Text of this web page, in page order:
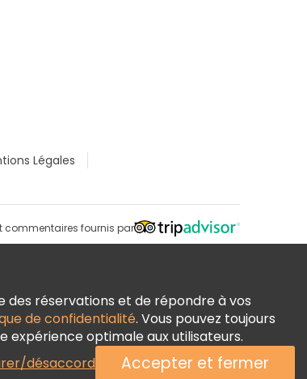
Légales
commentaires fournis par
des réservations et de répondre à vos
de confidentialité. Vous pouvez toujours
expérience optimale aux utilisateurs.
désaccord
Accepter et fermer